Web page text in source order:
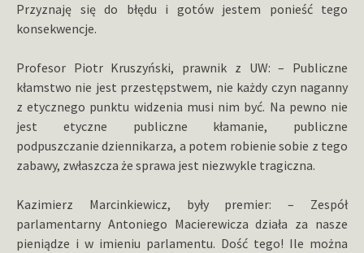
Przyznaję się do błędu i gotów jestem ponieść tego
konsekwencje.
Profesor Piotr Kruszyński, prawnik z UW: – Publiczne
kłamstwo nie jest przestępstwem, nie każdy czyn naganny
z etycznego punktu widzenia musi nim być. Na pewno nie
jest etyczne publiczne kłamanie, publiczne
podpuszczanie dziennikarza, a potem robienie sobie z tego
zabawy, zwłaszcza że sprawa jest niezwykle tragiczna.
Kazimierz Marcinkiewicz, były premier: – Zespół
parlamentarny Antoniego Macierewicza działa za nasze
pieniądze i w imieniu parlamentu. Dość tego! Ile można